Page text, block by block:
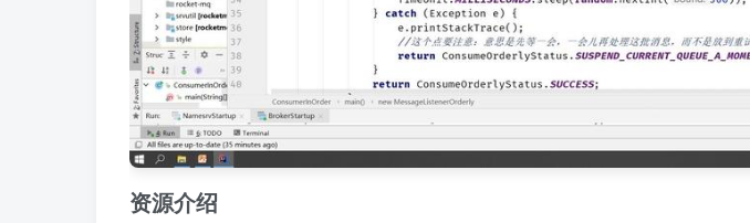
资源介绍